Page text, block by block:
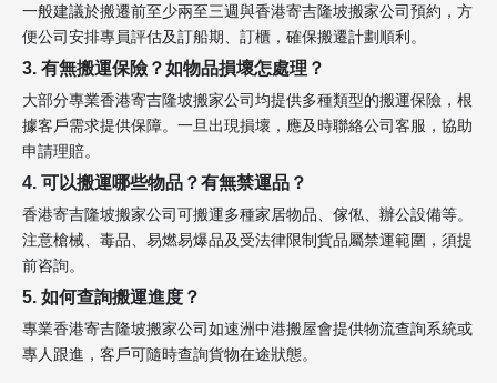
一般建議於搬遷前至少兩至三週與香港寄吉隆坡搬家公司預約，方
便公司安排專員評估及訂船期、訂櫃，確保搬遷計劃順利。
3. 有無搬運保險？如物品損壞怎處理？
大部分專業香港寄吉隆坡搬家公司均提供多種類型的搬運保險，根
據客戶需求提供保障。一旦出現損壞，應及時聯絡公司客服，協助
申請理賠。
4. 可以搬運哪些物品？有無禁運品？
香港寄吉隆坡搬家公司可搬運多種家居物品、傢俬、辦公設備等。
注意槍械、毒品、易燃易爆品及受法律限制貨品屬禁運範圍，須提
前咨詢。
5. 如何查詢搬運進度？
專業香港寄吉隆坡搬家公司如速洲中港搬屋會提供物流查詢系統或
專人跟進，客戶可隨時查詢貨物在途狀態。